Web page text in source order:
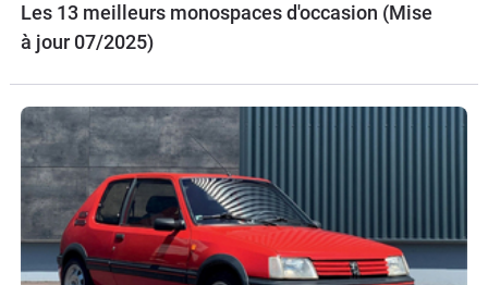
Les 13 meilleurs monospaces d'occasion (Mise
à jour 07/2025)